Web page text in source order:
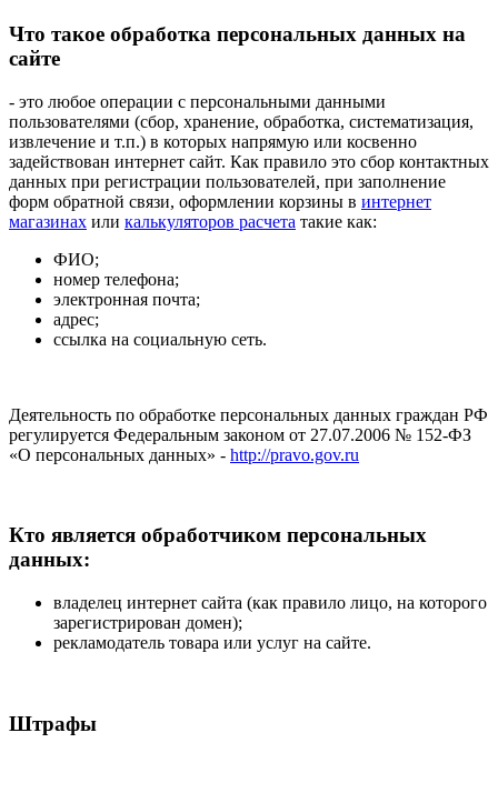
Что такое обработка персональных данных на
сайте
- это любое операции с персональными данными
пользователями (сбор, хранение, обработка, систематизация,
извлечение и т.п.) в которых напрямую или косвенно
задействован интернет сайт. Как правило это сбор контактных
данных при регистрации пользователей, при заполнение
форм обратной связи, оформлении корзины в интернет
магазинах или калькуляторов расчета такие как:
ФИО;
номер телефона;
электронная почта;
адрес;
ссылка на социальную сеть.
Деятельность по обработке персональных данных граждан РФ
регулируется Федеральным законом от 27.07.2006 № 152-ФЗ
«О персональных данных» - http://pravo.gov.ru
Кто является обработчиком персональных
данных:
владелец интернет сайта (как правило лицо, на которого
зарегистрирован домен);
рекламодатель товара или услуг на сайте.
Штрафы